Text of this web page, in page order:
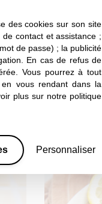
des cookies sur son site
contact et assistance ;
de passe) ; la publicité
En cas de refus de
Vous pourrez à tout
vous rendant dans la
plus sur notre politique
Personnaliser